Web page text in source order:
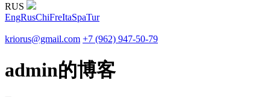
RUS
EngRusChiFreItaSpaTur
kriorus@gmail.com +7 (962) 947-50-79
admin的博客